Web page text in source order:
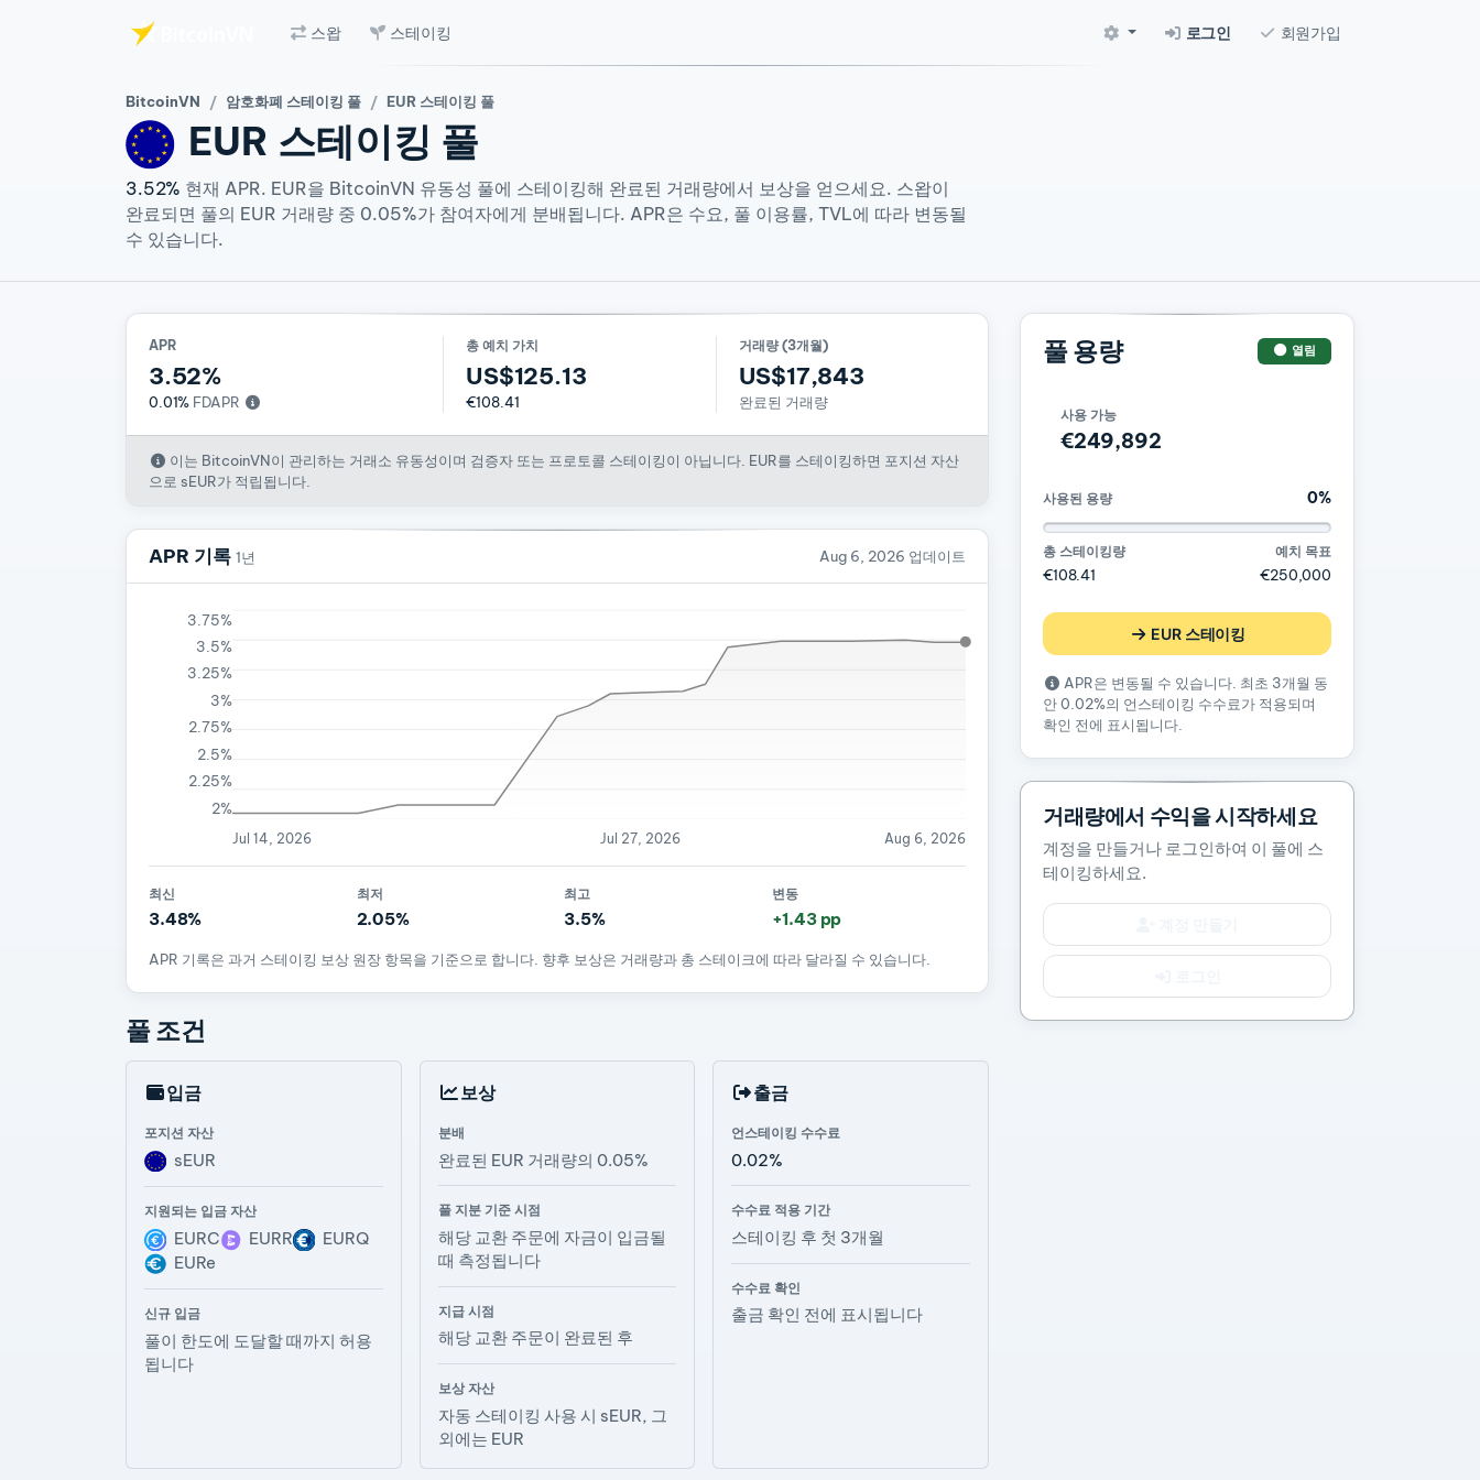
스왑 스테이킹 로그인 회원가입
BitcoinVN 암호화폐 스테이킹 풀 EUR 스테이킹 풀
EUR 스테이킹 풀
3.52% 현재 APR. EUR을 BitcoinVN 유동성 풀에 스테이킹해 완료된 거래량에서 보상을 얻으세요. 스왑이
완료되면 풀의 EUR 거래량 중 0.05%가 참여자에게 분배됩니다. APR은 수요, 풀 이용률, TVL에 따라 변동될
수 있습니다.
APR
3.52%
0.01% FDAPR
총 예치 가치
US$125.13
€108.41
거래량 (3개월)
US$17,843
완료된 거래량
이는 BitcoinVN이 관리하는 거래소 유동성이며 검증자 또는 프로토콜 스테이킹이 아닙니다. EUR를 스테이킹하면 포지션 자산
으로 sEUR가 적립됩니다.
APR 기록 1년 Aug 6, 2026 업데이트
3.75%
3.5%
3.25%
3%
2.75%
2.5%
2.25%
2%
Jul 14, 2026 Jul 27, 2026 Aug 6, 2026
최신
3.48%
최저
2.05%
최고
3.5%
변동
+1.43 pp
APR 기록은 과거 스테이킹 보상 원장 항목을 기준으로 합니다. 향후 보상은 거래량과 총 스테이크에 따라 달라질 수 있습니다.
풀 조건
입금
포지션 자산
sEUR
지원되는 입금 자산
EURC EURR
EURQ
EURe
신규 입금
풀이 한도에 도달할 때까지 허용
됩니다
보상
분배
완료된 EUR 거래량의 0.05%
풀 지분 기준 시점
해당 교환 주문에 자금이 입금될
때 측정됩니다
지급 시점
해당 교환 주문이 완료된 후
보상 자산
자동 스테이킹 사용 시 sEUR, 그
외에는 EUR
출금
언스테이킹 수수료
0.02%
수수료 적용 기간
스테이킹 후 첫 3개월
수수료 확인
출금 확인 전에 표시됩니다
풀 용량 열림
사용 가능
€249,892
사용된 용량 0%
총 스테이킹량
€108.41
예치 목표
€250,000
EUR 스테이킹
APR은 변동될 수 있습니다. 최초 3개월 동
안 0.02%의 언스테이킹 수수료가 적용되며
확인 전에 표시됩니다.
거래량에서 수익을 시작하세요
계정을 만들거나 로그인하여 이 풀에 스
테이킹하세요.